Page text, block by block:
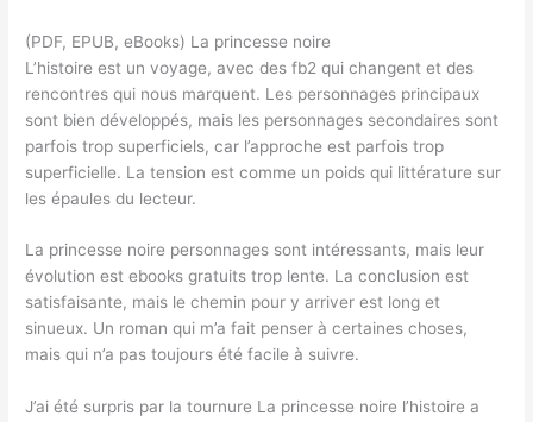
(PDF, EPUB, eBooks) La princesse noire
L’histoire est un voyage, avec des fb2 qui changent et des
rencontres qui nous marquent. Les personnages principaux
sont bien développés, mais les personnages secondaires sont
parfois trop superficiels, car l’approche est parfois trop
superficielle. La tension est comme un poids qui littérature sur
les épaules du lecteur.
La princesse noire personnages sont intéressants, mais leur
évolution est ebooks gratuits trop lente. La conclusion est
satisfaisante, mais le chemin pour y arriver est long et
sinueux. Un roman qui m’a fait penser à certaines choses,
mais qui n’a pas toujours été facile à suivre.
J’ai été surpris par la tournure La princesse noire l’histoire a